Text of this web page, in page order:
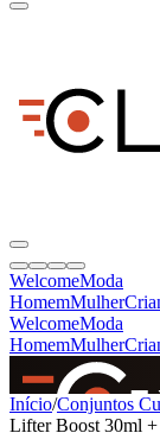
WelcomeModa
HomemMulher
WelcomeModa
HomemMulher
SINCE 2005
Início/Conjuntos
Lifter Boost 30ml +